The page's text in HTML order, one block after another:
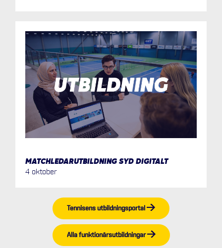
MATCHLEDARUTBILDNING SYD DIGITALT
4 oktober
Tennisens utbildningsportal
Alla funktionärsutbildningar